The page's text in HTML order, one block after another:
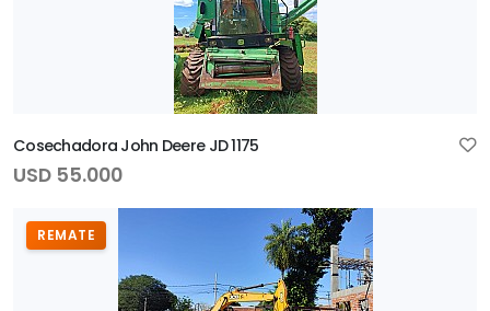
Cosechadora John Deere JD 1175
USD 55.000
REMATE